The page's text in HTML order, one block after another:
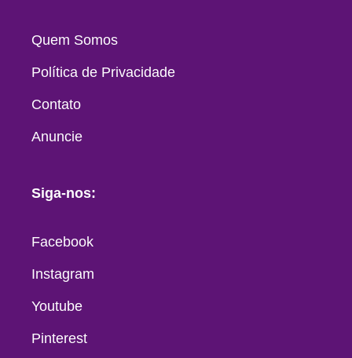
Quem Somos
Política de Privacidade
Contato
Anuncie
Siga-nos:
Facebook
Instagram
Youtube
Pinterest